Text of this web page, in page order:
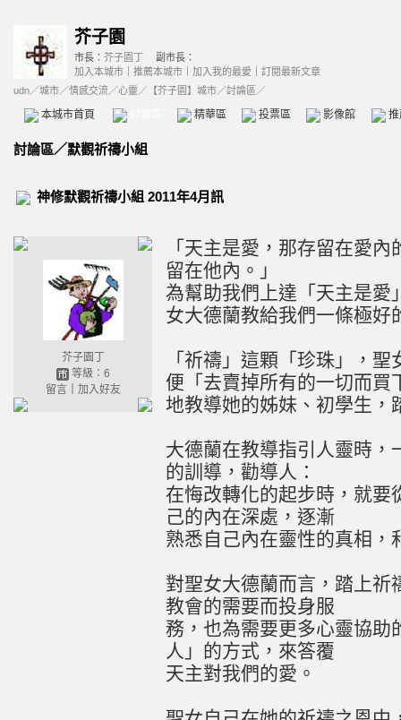
芥子園
市長： 芥子園丁
副市長：
加入本城市
推薦本城市 加入我的最愛
訂閱最新文章
udn／城市／情感交流／心靈 ／ 【芥子園】城市／討論區／
本城市首頁 精華區 投票區 影像館
討論區／默觀祈禱小組
神修默觀祈禱小組 2011年4月訊
芥子園丁
等級：6
留言｜ 加入好友
「天主是愛，那存留在愛
留在他內。」
為幫助我們上達「天主是愛
女大德蘭教給我們一條極好
「祈禱」這顆「珍珠」，
便「去賣掉所有的一切而買
地教導她的姊妹、初學生，
大德蘭在教導指引人靈時，
的訓導，勸導人：
在悔改轉化的起步時，就要
己的內在深處，逐漸
熟悉自己內在靈性的真相，
對聖女大德蘭而言，踏上祈
教會的需要而投身服
務，也為需要更多心靈協助
人」的方式，來答覆
天主對我們的愛。